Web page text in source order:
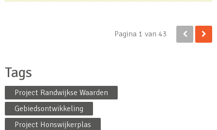
Pagina 1 van 43
Tags
Project Randwijkse Waarden
Gebiedsontwikkeling
Project Honswijkerplas